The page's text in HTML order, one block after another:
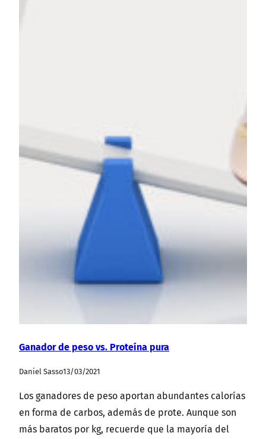
Ganador de peso vs. Proteína pura
Daniel Sasso13/03/2021
Los ganadores de peso aportan abundantes calorías
en forma de carbos, además de prote. Aunque son
más baratos por kg, recuerde que la mayoría del